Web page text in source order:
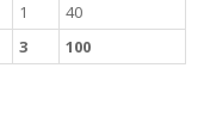
1
40
3 100